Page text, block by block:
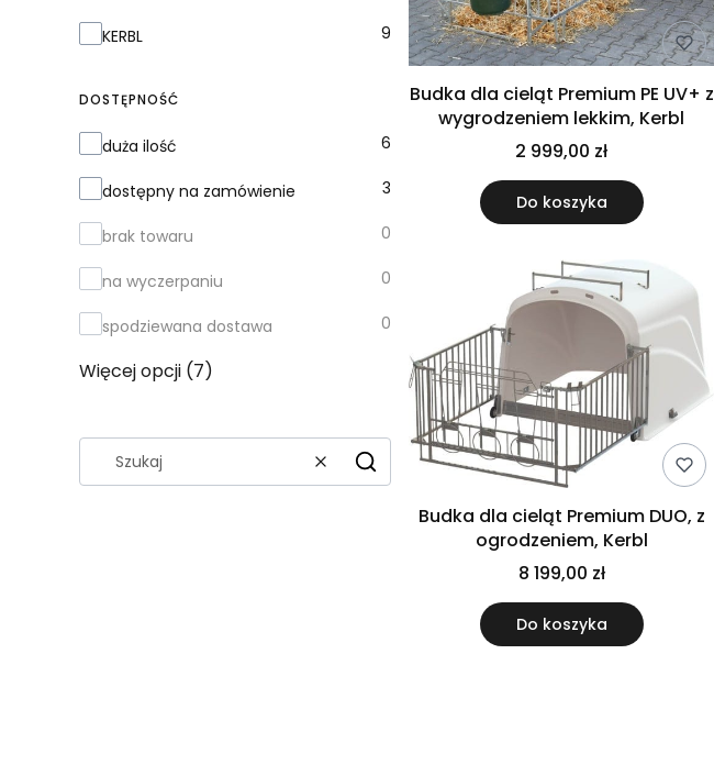
Marka
KERBL 9
DOSTĘPNOŚĆ
Dostępność
duża ilość 6
dostępny na zamówienie 3
brak towaru 0
na wyczerpaniu 0
spodziewana dostawa 0
Więcej opcji (7)
WyczyśćSzukaj
Budka dla cieląt Premium PE UV+ z
wygrodzeniem lekkim, Kerbl
2 999,00 zł
Do koszyka
Budka dla cieląt Premium DUO, z
ogrodzeniem, Kerbl
8 199,00 zł
Do koszyka